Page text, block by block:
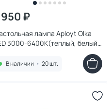
950 ₽
лампа Aployt Olka
3000-6400К(теплый, белый,
В наличии • 20 шт.